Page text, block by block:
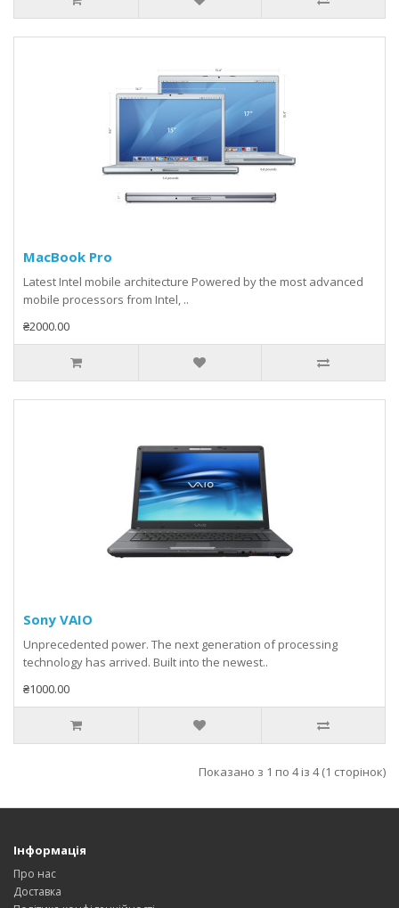
MacBook Pro
Latest Intel mobile architecture Powered by the most advanced
mobile processors from Intel, ..
₴2000.00
Sony VAIO
Unprecedented power. The next generation of processing
technology has arrived. Built into the newest..
₴1000.00
Показано з 1 по 4 із 4 (1 сторінок)
Інформація
Про нас
Доставка